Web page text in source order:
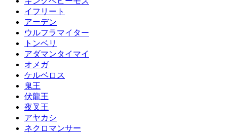
イフリート
アーデン
ウルフラマイター
トンベリ
アダマンタイマイ
オメガ
ケルベロス
鬼王
伏龍王
夜叉王
アヤカシ
ネクロマンサー